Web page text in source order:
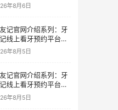
年8月6日
记官网介绍系列：牙
线上看牙预约平台是
么的？靠谱吗？
年8月5日
记官网介绍系列：牙
线上看牙预约平台让
不再靠运气
年8月5日